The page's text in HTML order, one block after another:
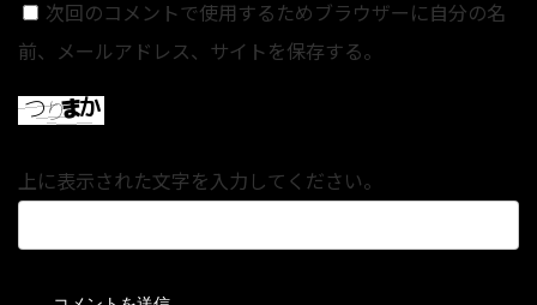
次回のコメントで使用するためブラウザーに自分の名
前、メールアドレス、サイトを保存する。
上に表示された文字を入力してください。